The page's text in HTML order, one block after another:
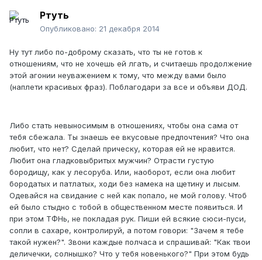
Ртуть
Опубликовано: 21 декабря 2014
Ну тут либо по-доброму сказать, что ты не готов к
отношениям, что не хочешь ей лгать, и считаешь продолжение
этой агонии неуважением к тому, что между вами было
(наплети красивых фраз). Поблагодари за все и объяви ДОД.
Либо стать невыносимым в отношениях, чтобы она сама от
тебя сбежала. Ты знаешь ее вкусовые предпочтения? Что она
любит, что нет? Сделай прическу, которая ей не нравится.
Любит она гладковыбритых мужчин? Отрасти густую
бородищу, как у лесоруба. Или, наоборот, если она любит
бородатых и патлатых, ходи без намека на щетину и лысым.
Одевайся на свидание с ней как попало, не мой голову. Чтоб
ей было стыдно с тобой в общественном месте появиться. И
при этом ТФНь, не покладая рук. Пиши ей всякие сюси-пуси,
сопли в сахаре, контролируй, а потом говори: "Зачем я тебе
такой нужен?". Звони каждые полчаса и спрашивай: "Как твои
деличечки, солнышко? Что у тебя новенького?" При этом будь